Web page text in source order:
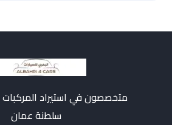
متخصصون في استيراد
سلطنة عمان